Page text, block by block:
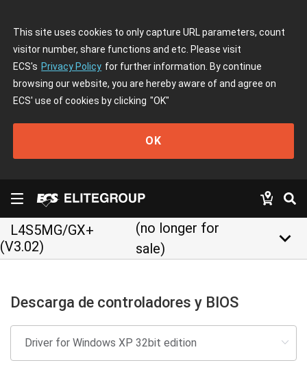
This site uses cookies to only capture URL parameters, count
visitor number, share functions and etc. Please visit
ECS's Privacy Policy for further information. By continue
browsing our website, you are hereby aware of and agree on
ECS' use of cookies by clicking "OK"
OK
L4S5MG/GX+
(V3.02)
(no longer for
sale)
keyboard_arrow_down
Descarga de controladores y BIOS